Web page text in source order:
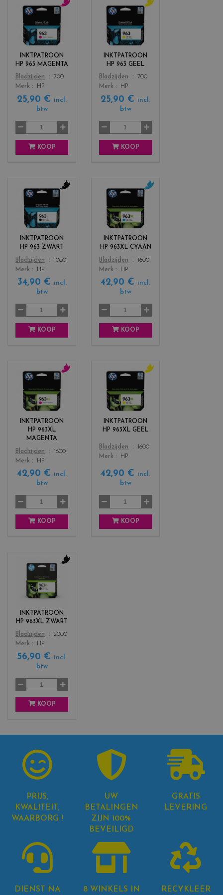
INKTPATROON
HP 963 MAGENTA
Color
c
o
l
o
r
s
m
g
t
Bladzijden
700
Merk
HP
25,90 €
incl.
btw
KOOP
INKTPATROON
HP 963 GEEL
Color
c
o
l
o
r
y
l
w
Bladzijden
700
Merk
HP
25,90 €
incl.
btw
KOOP
INKTPATROON
HP 963 ZWART
Color
o
o
r
s
b
a
Bladzijden
1000
Merk
HP
34,90 €
incl.
btw
KOOP
INKTPATROON
HP 963XL CYAAN
Color
c
o
l
o
r
s
c
a
Bladzijden
1600
Merk
HP
42,90 €
incl.
btw
KOOP
INKTPATROON
HP 963XL
MAGENTA
Color
c
o
l
o
r
e
a
Bladzijden
1600
Merk
HP
42,90 €
incl.
btw
KOOP
INKTPATROON
HP 963XL GEEL
Color
c
o
l
o
r
s
y
l
Bladzijden
1600
Merk
HP
42,90 €
incl.
btw
KOOP
INKTPATROON
HP 963XL ZWART
Color
r
s
b
a
Bladzijden
2000
Merk
HP
56,90 €
incl.
btw
KOOP
PRIJS,
KWALITEIT,
WAARBORG !
UW
BETALINGEN
ZIJN 100%
BEVEILIGD
GRATIS
LEVERING
DIENST NA 8 WINKELS IN RECYKLEER